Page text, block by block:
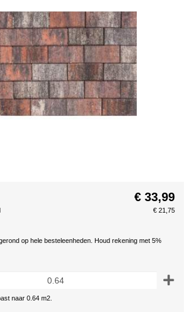
€ 33,99
€ 21,75
op hele besteleenheden. Houd rekening met 5%
naar 0.64 m2.